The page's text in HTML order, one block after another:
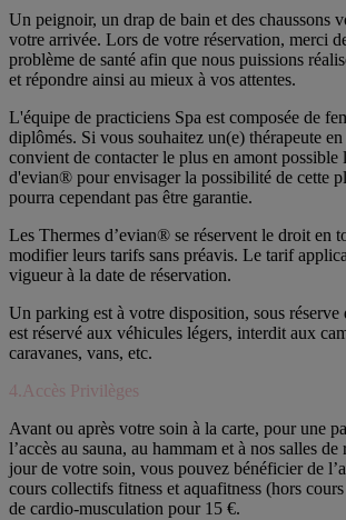
Un peignoir, un drap de bain et des chaussons
votre arrivée. Lors de votre réservation, merci
problème de santé afin que nous puissions
et répondre ainsi au mieux à vos attentes.
L'équipe de practiciens Spa est composée de
diplômés. Si vous souhaitez un(e) thérapeute
convient de contacter le plus en amont possible
d'evian® pour envisager la possibilité de cette
pourra cependant pas être garantie.
Les Thermes d’evian® se réservent le droit en
modifier leurs tarifs sans préavis. Le tarif
vigueur à la date de réservation.
Un parking est à votre disposition, sous
est réservé aux véhicules légers, interdit aux
caravanes, vans, etc.
4.Accès Privilèges
Avant ou après votre soin à la carte, pour une
l’accès au sauna, au hammam et à nos salles
jour de votre soin, vous pouvez bénéficier de
cours collectifs fitness et aquafitness (hors
de cardio-musculation pour 15 €.